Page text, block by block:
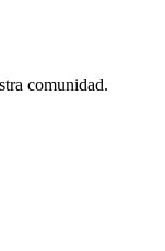
comunidad.